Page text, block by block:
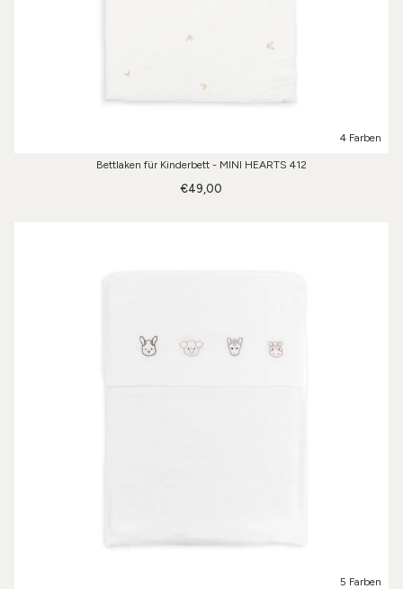
4 Farben
Bettlaken für Kinderbett - MINI HEARTS 412
€49,00
5 Farben